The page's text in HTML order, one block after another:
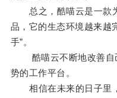
总之，酷喵云是一款
品，它的生态环境越来越
手”。
酷喵云不断地改善自
势的工作平台。
相信在未来的日子里，